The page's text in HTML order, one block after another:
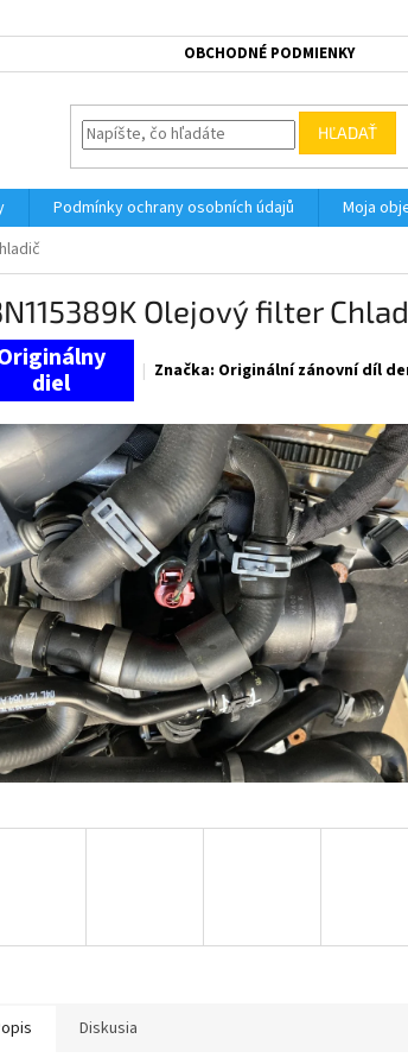
OBCHODNÉ PODMIENKY
HĽADAŤ
Podmínky ochrany osobních údajů
Moja
Olejový filter
Značka: Originální zánovní díl
Diskusia